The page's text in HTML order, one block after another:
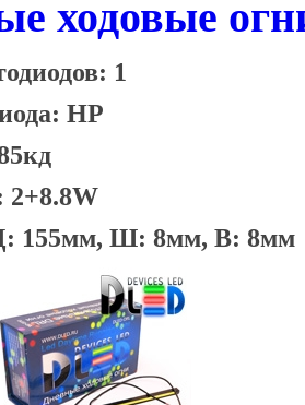
ходовые
1
HP
155мм, Ш: 8мм, В: 8мм